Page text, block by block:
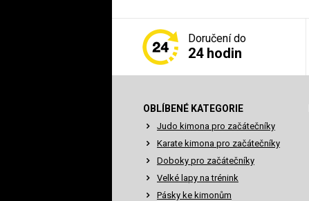
Doručení do
24 hodin
OBLÍBENÉ KATEGORIE
Judo kimona pro začátečníky
Karate kimona pro začátečníky
Doboky pro začátečníky
Velké lapy na trénink
Pásky ke kimonům